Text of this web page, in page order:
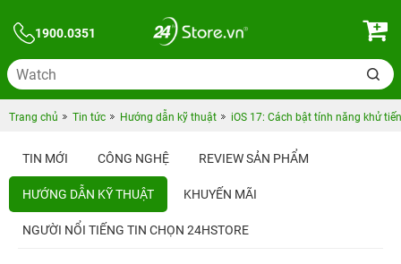
1900.0351
Trang chủ Tin tức Hướng dẫn kỹ thuật iOS 17: Cách bật tính năng khử
TIN MỚI CÔNG NGHỆ REVIEW SẢN PHẨM
HƯỚNG DẪN KỸ THUẬT KHUYẾN MÃI
NGƯỜI NỔI TIẾNG TIN CHỌN 24HSTORE